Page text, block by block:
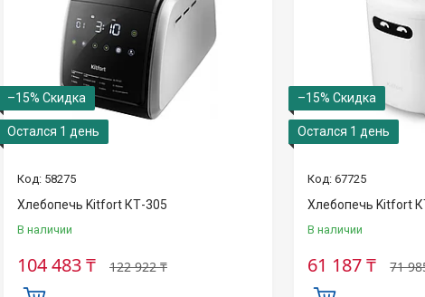
–15%
Остался 1 день
58275
Хлебопечь Kitfort КТ-305
В наличии
122 922 ₸
104 483 ₸
–15%
Остался 1 день
67725
Хлебопечь Kitfort
В наличии
71
61 187 ₸